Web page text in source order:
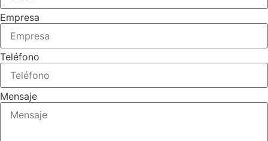
Empresa
Teléfono
Mensaje